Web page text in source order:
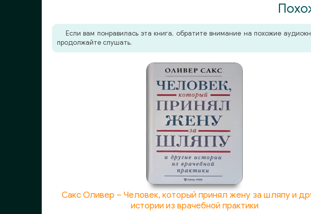
Если вам понравилась эта книга, обратите внимание на похожие
продолжайте слушать.
Сакс Оливер – Человек, который принял жену за шляпу и
истории из врачебной практики